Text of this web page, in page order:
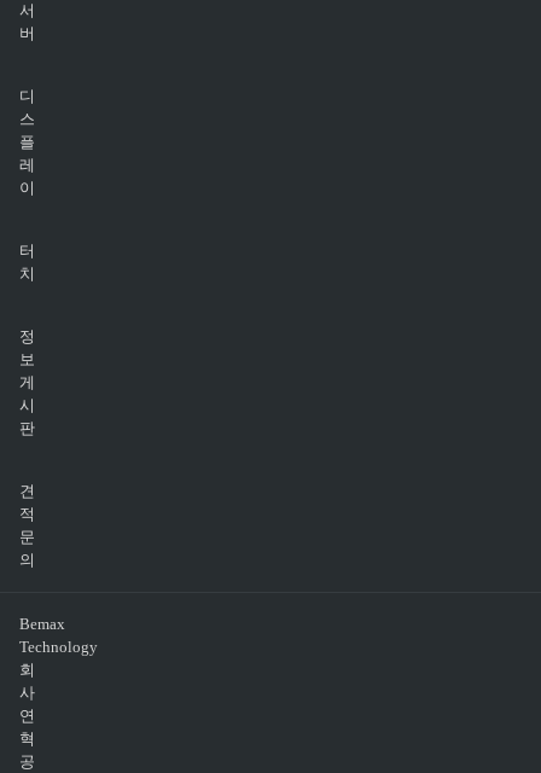
서
버
디
스
플
레
이
터
치
정
보
게
시
판
견
적
문
의
Bemax
Technology
회
사
연
혁
공